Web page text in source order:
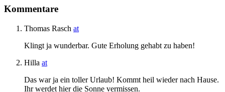
Kommentare
Thomas Rasch at
Klingt ja wunderbar. Gute Erholung gehabt zu haben!
Hilla at
Das war ja ein toller Urlaub! Kommt heil wieder nach Hause.
Ihr werdet hier die Sonne vermissen.